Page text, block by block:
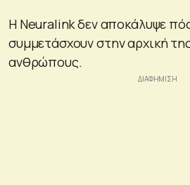
Η Neuralink δεν αποκάλυψε
συμμετάσχουν στην αρχική
ανθρώπους.